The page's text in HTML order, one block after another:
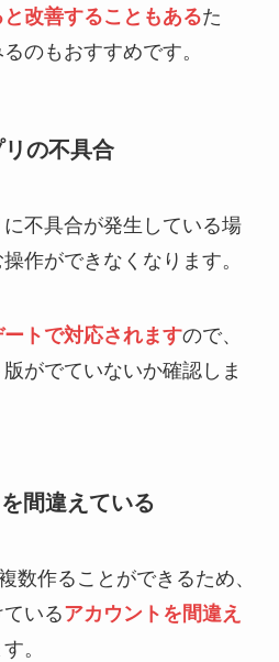
改善することもあるた
のもおすすめです。
の不具合
不具合が発生している場
作ができなくなります。
トで対応されますので、
がでていないか確認しま
間違えている
数作ることができるため、
いるアカウントを間違え
。